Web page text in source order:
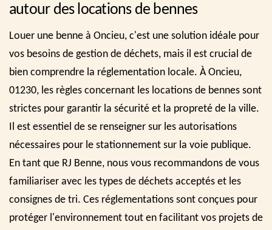
autour des locations de bennes
Louer une benne à Oncieu, c'est une solution idéale pour
vos besoins de gestion de déchets, mais il est crucial de
bien comprendre la réglementation locale. À Oncieu,
01230, les règles concernant les locations de bennes sont
strictes pour garantir la sécurité et la propreté de la ville.
Il est essentiel de se renseigner sur les autorisations
nécessaires pour le stationnement sur la voie publique.
En tant que RJ Benne, nous vous recommandons de vous
familiariser avec les types de déchets acceptés et les
consignes de tri. Ces réglementations sont conçues pour
protéger l'environnement tout en facilitant vos projets de